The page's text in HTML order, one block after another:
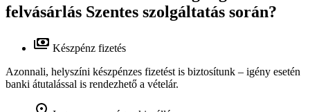
felvásárlás Szentes szolgáltatás során?
Készpénz fizetés
Azonnali, helyszíni készpénzes fizetést is biztosítunk – igény esetén
banki átutalással is rendezhető a vételár.